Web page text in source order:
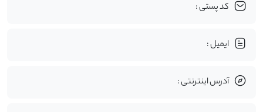
کد پستی :
ایمیل :
آدرس اینترنتی :